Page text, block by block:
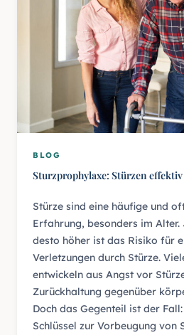
BLOG
Sturzprophylaxe: Stürzen
Stürze sind eine häufige und
Erfahrung, besonders im
desto höher ist das Risiko für
Verletzungen durch Stürze.
entwickeln aus Angst vor
Zurückhaltung gegenüber
Doch das Gegenteil ist der
Schlüssel zur Vorbeugung von